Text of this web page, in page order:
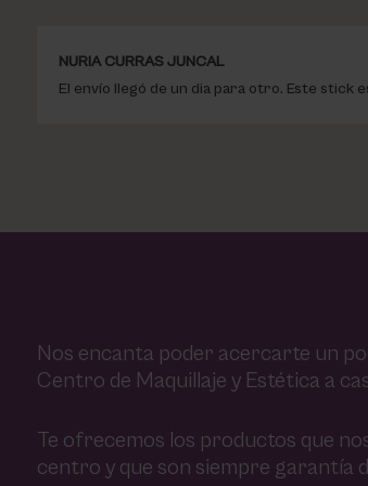
NURIA CURRAS JUNCAL
El envío llegó de un dia para otro. Este
Nos encanta poder acercarte un
Centro de Maquillaje y Estética a
Te ofrecemos los productos que
centro y que son siempre garantía